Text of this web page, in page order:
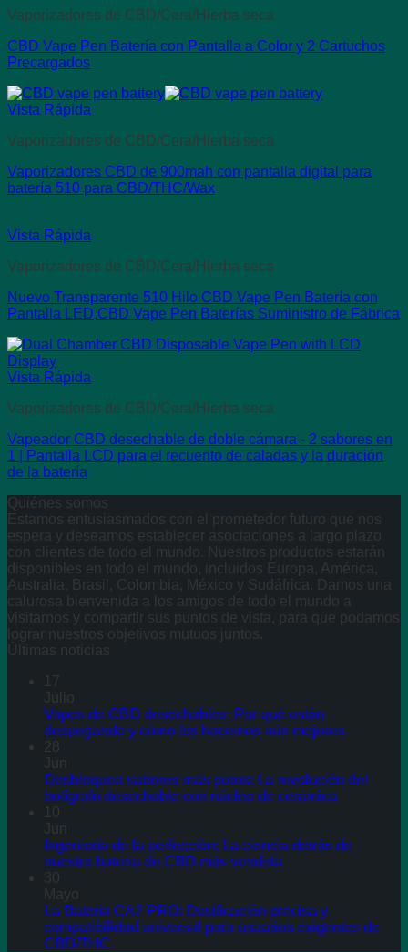
Vaporizadores de CBD/Cera/Hierba seca
CBD Vape Pen Batería con Pantalla a Color y 2 Cartuchos
Precargados
Vista Rápida
Vaporizadores de CBD/Cera/Hierba seca
Vaporizadores CBD de 900mah con pantalla digital para
batería 510 para CBD/THC/Wax
Vista Rápida
Vaporizadores de CBD/Cera/Hierba seca
Nuevo Transparente 510 Hilo CBD Vape Pen Batería con
Pantalla LED,CBD Vape Pen Baterías Suministro de Fábrica
Vista Rápida
Vaporizadores de CBD/Cera/Hierba seca
Vapeador CBD desechable de doble cámara - 2 sabores en
1 | Pantalla LCD para el recuento de caladas y la duración
de la batería
Quiénes somos
Estamos entusiasmados con el prometedor futuro que nos
espera y deseamos establecer asociaciones a largo plazo
con clientes de todo el mundo. Nuestros productos estarán
disponibles en todo el mundo, incluidos Europa, América,
Australia, Brasil, Colombia, México y Sudáfrica. Damos una
calurosa bienvenida a los amigos de todo el mundo a
visitarnos y compartir sus puntos de vista, para que podamos
lograr nuestros objetivos mutuos juntos.
Últimas noticias
17
Julio
Vapes de CBD desechables: Por qué están
despegando y cómo los hacemos aún mejores
28
Jun
Desbloquea sabores más puros: La revolución del
bolígrafo desechable con núcleo de cerámica
10
Jun
Ingeniería de la perfección: La ciencia detrás de
nuestra batería de CBD más vendida
30
Mayo
La Batería CA2 PRO: Dosificación precisa y
compatibilidad universal para usuarios exigentes de
CBD/THC